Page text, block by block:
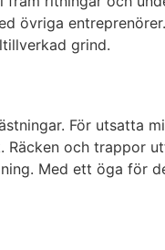
övriga
grind.
För utsatta
och trappor
Med ett öga för